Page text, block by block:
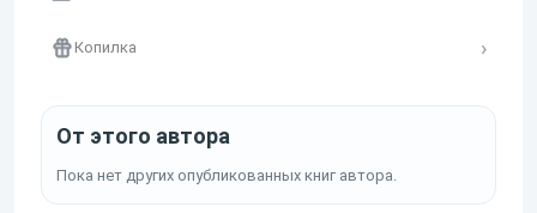
Копилка
От этого автора
Пока нет других опубликованных книг автора.